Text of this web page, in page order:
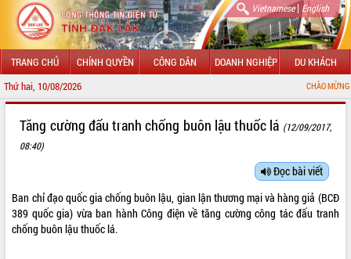
Vietnamese| English
TRANG CHỦ CHÍNH QUYỀN CÔNG DÂN DOANH NGHIỆP DU KHÁCH
Thứ hai, 10/08/2026 CHÀO MỪNG ĐẾN VỚI
LÃNH ĐẠO UBND TỈNH
SỞ, BAN, NGÀNH
Tăng cường đấu tranh chống buôn lậu thuốc lá (12/09/2017,
08:40)
Đọc bài viết
Ban chỉ đạo quốc gia chống buôn lậu, gian lận thương mại và hàng giả (BCĐ
389 quốc gia) vừa ban hành Công điện về tăng cường công tác đấu tranh
chống buôn lậu thuốc lá.